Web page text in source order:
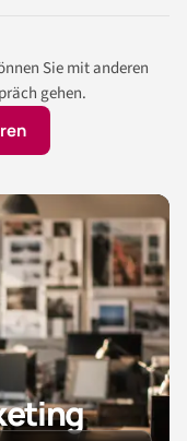
Sie mit anderen
gehen.